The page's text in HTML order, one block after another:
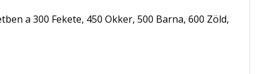
a 300 Fekete, 450 Okker, 500 Barna, 600 Zöld,